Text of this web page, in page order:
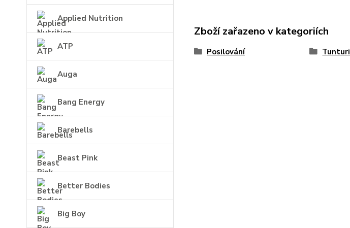
Applied Nutrition
ATP
Auga
Bang Energy
Barebells
Beast Pink
Better Bodies
Big Boy
Zboží zařazeno v kategoriích
Posilování Tunturi